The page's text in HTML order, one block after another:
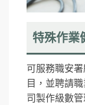
特殊作業
可服務職安
目，並聘請
司製作級數